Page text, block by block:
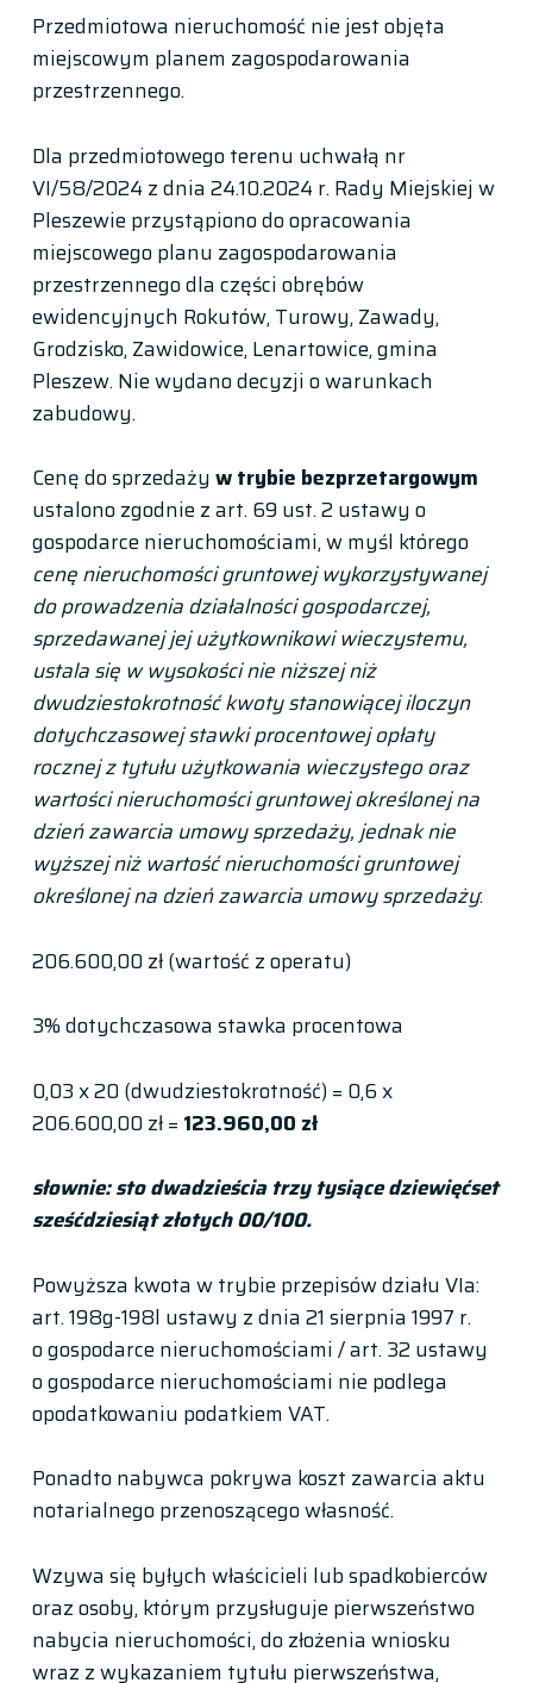
Przedmiotowa nieruchomość nie jest objęta
miejscowym planem zagospodarowania
przestrzennego.
Dla przedmiotowego terenu uchwałą nr
VI/58/2024 z dnia 24.10.2024 r. Rady Miejskiej w
Pleszewie przystąpiono do opracowania
miejscowego planu zagospodarowania
przestrzennego dla części obrębów
ewidencyjnych Rokutów, Turowy, Zawady,
Grodzisko, Zawidowice, Lenartowice, gmina
Pleszew. Nie wydano decyzji o warunkach
zabudowy.
Cenę do sprzedaży w trybie bezprzetargowym
ustalono zgodnie z art. 69 ust. 2 ustawy o
gospodarce nieruchomościami, w myśl którego
cenę nieruchomości gruntowej wykorzystywanej
do prowadzenia działalności gospodarczej,
sprzedawanej jej użytkownikowi wieczystemu,
ustala się w wysokości nie niższej niż
dwudziestokrotność kwoty stanowiącej iloczyn
dotychczasowej stawki procentowej opłaty
rocznej z tytułu użytkowania wieczystego oraz
wartości nieruchomości gruntowej określonej na
dzień zawarcia umowy sprzedaży, jednak nie
wyższej niż wartość nieruchomości gruntowej
określonej na dzień zawarcia umowy sprzedaży:
206.600,00 zł (wartość z operatu)
3% dotychczasowa stawka procentowa
0,03 x 20 (dwudziestokrotność) = 0,6 x
206.600,00 zł = 123.960,00 zł
słownie: sto dwadzieścia trzy tysiące dziewięćset
sześćdziesiąt złotych 00/100.
Powyższa kwota w trybie przepisów działu VIa:
art. 198g-198l ustawy z dnia 21 sierpnia 1997 r.
o gospodarce nieruchomościami / art. 32 ustawy
o gospodarce nieruchomościami nie podlega
opodatkowaniu podatkiem VAT.
Ponadto nabywca pokrywa koszt zawarcia aktu
notarialnego przenoszącego własność.
Wzywa się byłych właścicieli lub spadkobierców
oraz osoby, którym przysługuje pierwszeństwo
nabycia nieruchomości, do złożenia wniosku
wraz z wykazaniem tytułu pierwszeństwa,